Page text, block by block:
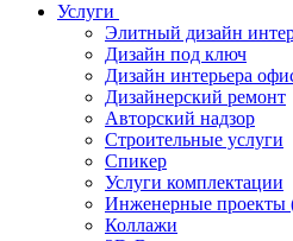
Услуги
Элитный дизайн
Дизайн под ключ
Дизайн интерьера
Дизайнерский ремонт
Авторский надзор
Строительные услуги
Спикер
Услуги комплектации
Инженерные проекты
Коллажи